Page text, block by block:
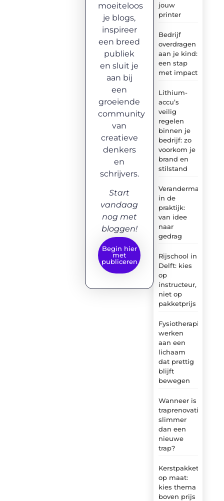
jouw
printer
Bedrijf
overdragen
aan je kind:
een stap
met impact
Lithium-
accu’s
veilig
regelen
binnen je
bedrijf: zo
voorkom je
brand en
stilstand
in de
praktijk:
van idee
naar
gedrag
Rijschool in
Delft: kies
op
instructeur,
niet op
pakketprijs
Fysiotherapie:
werken
aan een
lichaam
dat prettig
blijft
bewegen
Wanneer is
traprenovatie
slimmer
dan een
nieuwe
trap?
Kerstpakket
op maat:
kies thema
boven prijs
moeiteloos
je blogs,
inspireer
een breed
publiek
en sluit je
aan bij
een
groeiende
community
van
creatieve
denkers
en
schrijvers.
Start
vandaag
nog met
bloggen!
Begin hier
met
publiceren